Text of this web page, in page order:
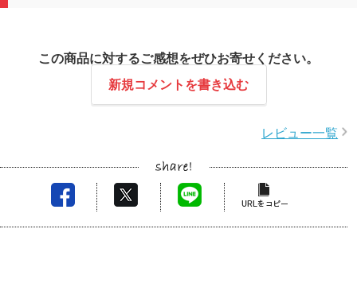
この商品に対するご感想をぜひお寄せください。
新規コメントを書き込む
レビュー一覧